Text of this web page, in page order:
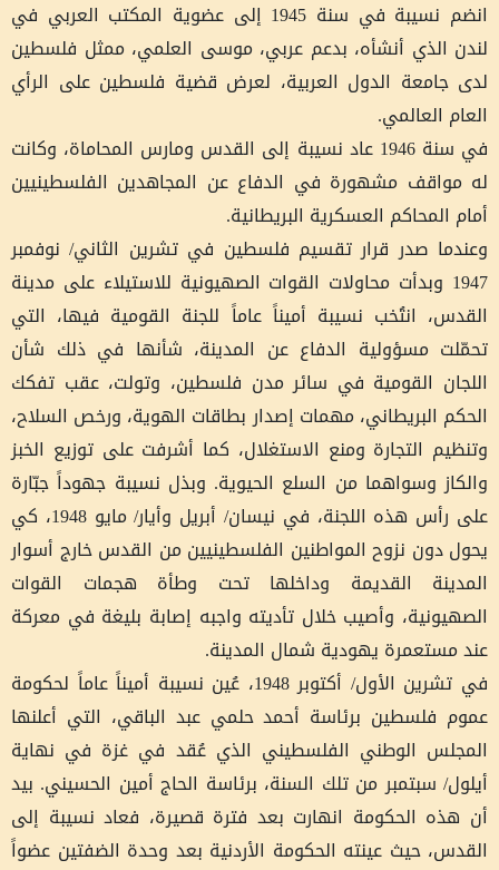
انضم نسيبة في سنة 1945 إلى عضوية المكتب العربي في
لندن الذي أنشأه، بدعم عربي، موسى العلمي، ممثل فلسطين
لدى جامعة الدول العربية، لعرض قضية فلسطين على الرأي
العام العالمي.
في سنة 1946 عاد نسيبة إلى القدس ومارس المحاماة، وكانت
له مواقف مشهورة في الدفاع عن المجاهدين الفلسطينيين
أمام المحاكم العسكرية البريطانية.
وعندما صدر قرار تقسيم فلسطين في تشرين الثاني/ نوفمبر
1947 وبدأت محاولات القوات الصهيونية للاستيلاء على مدينة
القدس، انتُخب نسيبة أميناً عاماً للجنة القومية فيها، التي
تحمّلت مسؤولية الدفاع عن المدينة، شأنها في ذلك شأن
اللجان القومية في سائر مدن فلسطين، وتولت، عقب تفكك
الحكم البريطاني، مهمات إصدار بطاقات الهوية، ورخص السلاح،
وتنظيم التجارة ومنع الاستغلال، كما أشرفت على توزيع الخبز
والكاز وسواهما من السلع الحيوية. وبذل نسيبة جهوداً جبّارة
على رأس هذه اللجنة، في نيسان/ أبريل وأيار/ مايو 1948، كي
يحول دون نزوح المواطنين الفلسطينيين من القدس خارج أسوار
المدينة القديمة وداخلها تحت وطأة هجمات القوات
الصهيونية، وأصيب خلال تأديته واجبه إصابة بليغة في معركة
عند مستعمرة يهودية شمال المدينة.
في تشرين الأول/ أكتوبر 1948، عُين نسيبة أميناً عاماً لحكومة
عموم فلسطين برئاسة أحمد حلمي عبد الباقي، التي أعلنها
المجلس الوطني الفلسطيني الذي عُقد في غزة في نهاية
أيلول/ سبتمبر من تلك السنة، برئاسة الحاج أمين الحسيني. بيد
أن هذه الحكومة انهارت بعد فترة قصيرة، فعاد نسيبة إلى
القدس، حيث عينته الحكومة الأردنية بعد وحدة الضفتين عضواً